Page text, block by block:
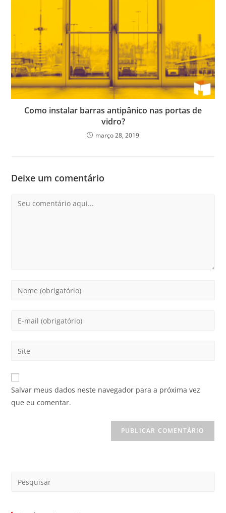
Como instalar barras antipânico nas portas de
vidro?
março 28, 2019
Deixe um comentário
Salvar meus dados neste navegador para a próxima vez
que eu comentar.